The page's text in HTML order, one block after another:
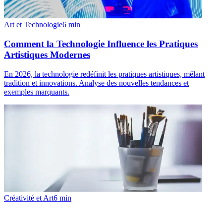
Art et Technologie6 min
Comment la Technologie Influence les Pratiques
Artistiques Modernes
En 2026, la technologie redéfinit les pratiques artistiques, mêlant
tradition et innovations. Analyse des nouvelles tendances et
exemples marquants.
Créativité et Art6 min